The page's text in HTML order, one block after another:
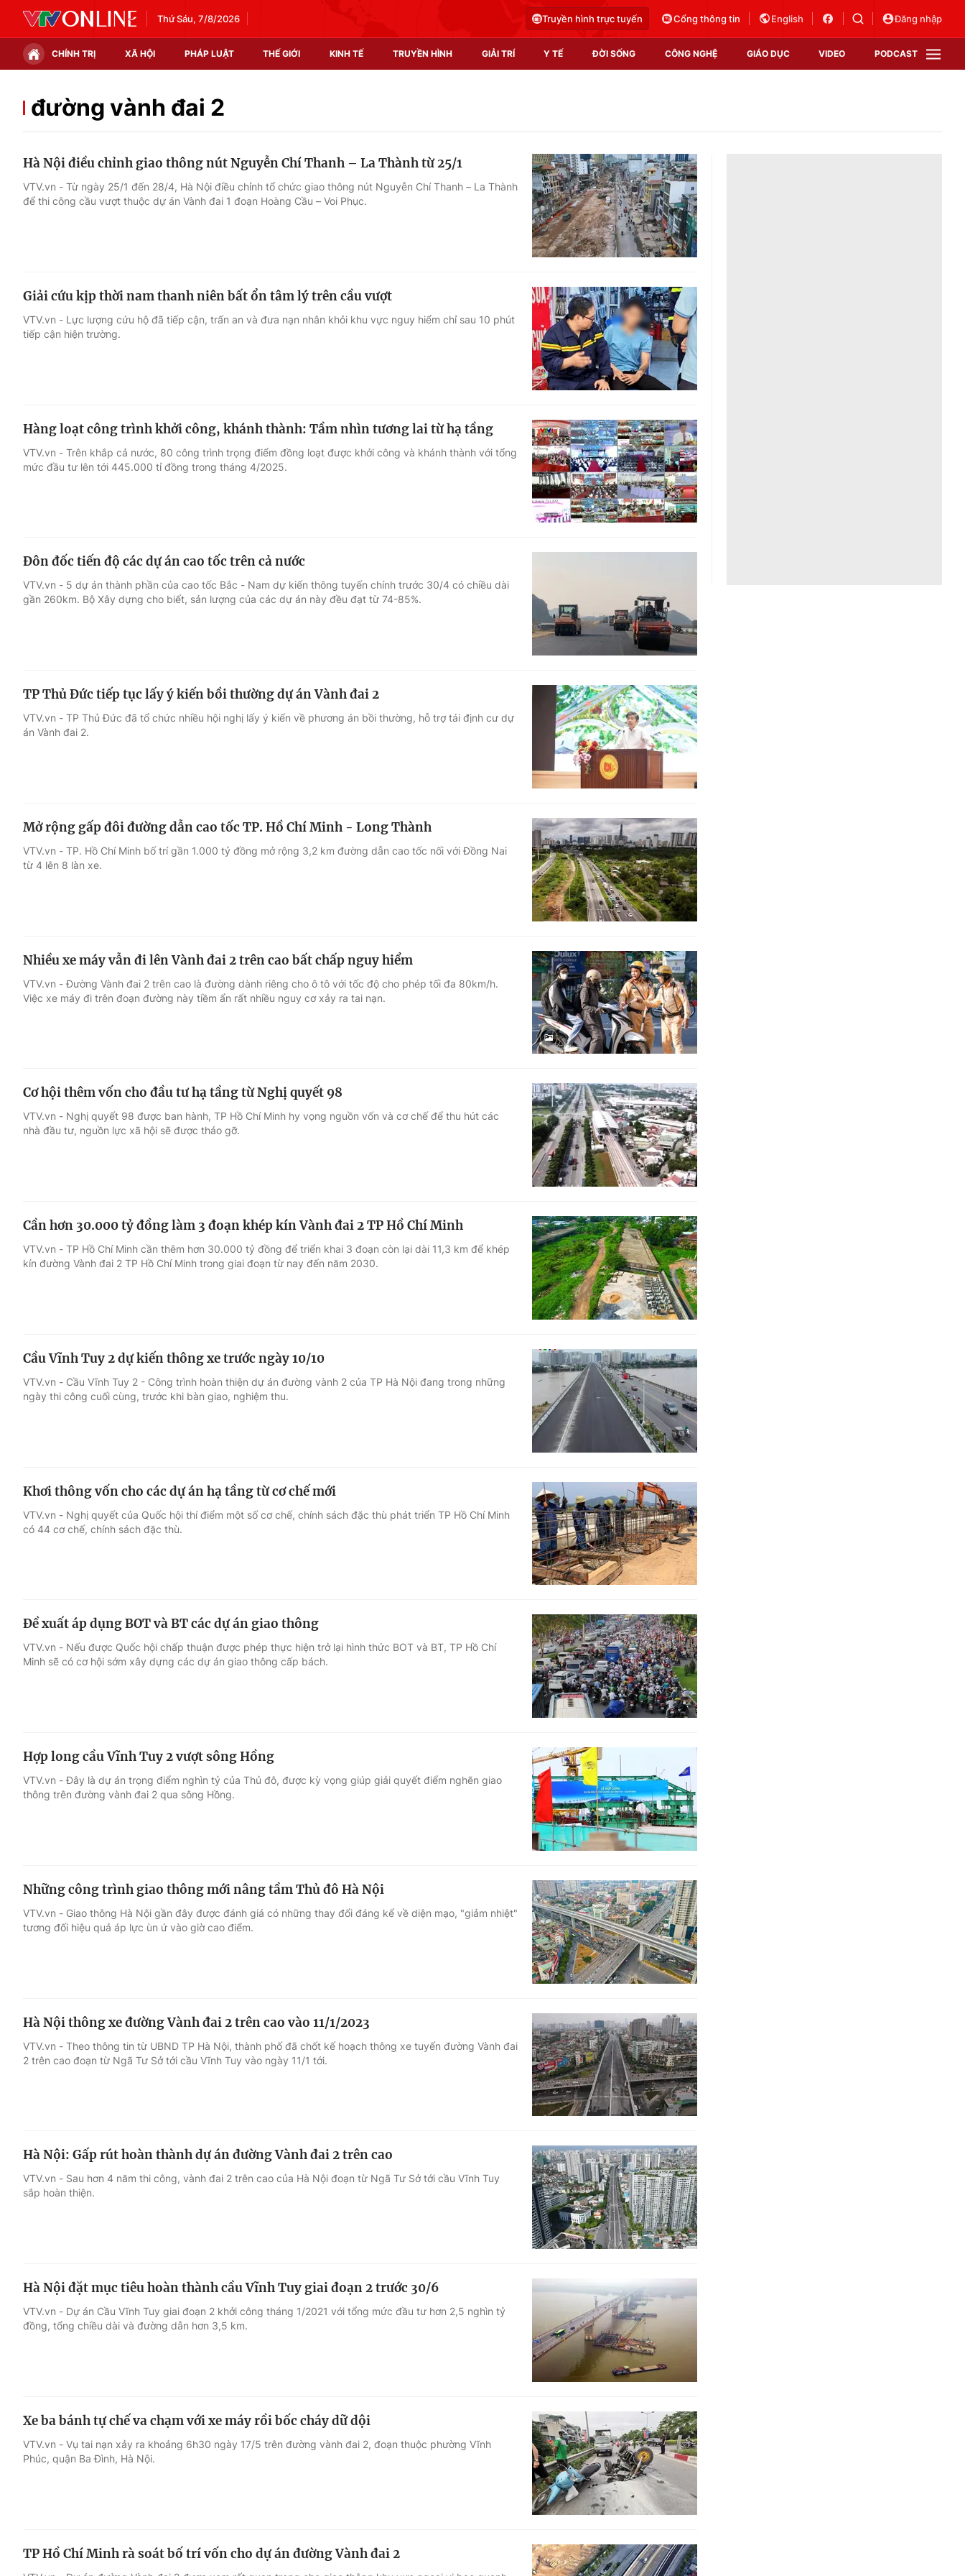
Thứ Sáu, 7/8/2026 Truyền hình trực tuyến Cổng thông tin English Đăng nhập
CHÍNH TRỊ XÃ HỘI PHÁP LUẬT THẾ GIỚI KINH TẾ TRUYỀN HÌNH GIẢI TRÍ Y TẾ ĐỜI SỐNG CÔNG NGHỆ GIÁO DỤC VIDEO PODCAST
Chính trị Xã hội
Thế giới đó đây
Thị trường
Video
Shorts video
Podcast
EMagazine
Photo
Infographic
Góc ảnh
Điện ảnh
Âm nhạc
Sao
Du lịch
Làm đẹp
Chất lượng cuộc sống
Tuyển sinh
Học trực tuyến
Công nghệ
Hitech Công nghệ tương lai
Sản phẩm
Thị trường
Tư vấn
VTV Sức khoẻ
đường vành đai 2
Hà Nội điều chỉnh giao thông nút Nguyễn Chí Thanh – La Thành từ 25/1
VTV.vn - Từ ngày 25/1 đến 28/4, Hà Nội điều chỉnh tổ chức giao thông nút Nguyễn Chí Thanh – La Thành
để thi công cầu vượt thuộc dự án Vành đai 1 đoạn Hoàng Cầu – Voi Phục.
Giải cứu kịp thời nam thanh niên bất ổn tâm lý trên cầu vượt
VTV.vn - Lực lượng cứu hộ đã tiếp cận, trấn an và đưa nạn nhân khỏi khu vực nguy hiểm chỉ sau 10 phút
tiếp cận hiện trường.
Hàng loạt công trình khởi công, khánh thành: Tầm nhìn tương lai từ hạ tầng
VTV.vn - Trên khắp cả nước, 80 công trình trọng điểm đồng loạt được khởi công và khánh thành với tổng
mức đầu tư lên tới 445.000 tỉ đồng trong tháng 4/2025.
Đôn đốc tiến độ các dự án cao tốc trên cả nước
VTV.vn - 5 dự án thành phần của cao tốc Bắc - Nam dự kiến thông tuyến chính trước 30/4 có chiều dài
gần 260km. Bộ Xây dựng cho biết, sản lượng của các dự án này đều đạt từ 74-85%.
TP Thủ Đức tiếp tục lấy ý kiến bồi thường dự án Vành đai 2
VTV.vn - TP Thủ Đức đã tổ chức nhiều hội nghị lấy ý kiến về phương án bồi thường, hỗ trợ tái định cư dự
án Vành đai 2.
Mở rộng gấp đôi đường dẫn cao tốc TP. Hồ Chí Minh - Long Thành
VTV.vn - TP. Hồ Chí Minh bố trí gần 1.000 tỷ đồng mở rộng 3,2 km đường dẫn cao tốc nối với Đồng Nai
từ 4 lên 8 làn xe.
Nhiều xe máy vẫn đi lên Vành đai 2 trên cao bất chấp nguy hiểm
VTV.vn - Đường Vành đai 2 trên cao là đường dành riêng cho ô tô với tốc độ cho phép tối đa 80km/h.
Việc xe máy đi trên đoạn đường này tiềm ẩn rất nhiều nguy cơ xảy ra tai nạn.
Cơ hội thêm vốn cho đầu tư hạ tầng từ Nghị quyết 98
VTV.vn - Nghị quyết 98 được ban hành, TP Hồ Chí Minh hy vọng nguồn vốn và cơ chế để thu hút các
nhà đầu tư, nguồn lực xã hội sẽ được tháo gỡ.
Cần hơn 30.000 tỷ đồng làm 3 đoạn khép kín Vành đai 2 TP Hồ Chí Minh
VTV.vn - TP Hồ Chí Minh cần thêm hơn 30.000 tỷ đồng để triển khai 3 đoạn còn lại dài 11,3 km để khép
kín đường Vành đai 2 TP Hồ Chí Minh trong giai đoạn từ nay đến năm 2030.
Cầu Vĩnh Tuy 2 dự kiến thông xe trước ngày 10/10
VTV.vn - Cầu Vĩnh Tuy 2 - Công trình hoàn thiện dự án đường vành 2 của TP Hà Nội đang trong những
ngày thi công cuối cùng, trước khi bàn giao, nghiệm thu.
Khơi thông vốn cho các dự án hạ tầng từ cơ chế mới
VTV.vn - Nghị quyết của Quốc hội thí điểm một số cơ chế, chính sách đặc thù phát triển TP Hồ Chí Minh
có 44 cơ chế, chính sách đặc thù.
Đề xuất áp dụng BOT và BT các dự án giao thông
VTV.vn - Nếu được Quốc hội chấp thuận được phép thực hiện trở lại hình thức BOT và BT, TP Hồ Chí
Minh sẽ có cơ hội sớm xây dựng các dự án giao thông cấp bách.
Hợp long cầu Vĩnh Tuy 2 vượt sông Hồng
VTV.vn - Đây là dự án trọng điểm nghìn tỷ của Thủ đô, được kỳ vọng giúp giải quyết điểm nghẽn giao
thông trên đường vành đai 2 qua sông Hồng.
Những công trình giao thông mới nâng tầm Thủ đô Hà Nội
VTV.vn - Giao thông Hà Nội gần đây được đánh giá có những thay đổi đáng kể về diện mạo, "giảm nhiệt"
tương đối hiệu quả áp lực ùn ứ vào giờ cao điểm.
Hà Nội thông xe đường Vành đai 2 trên cao vào 11/1/2023
VTV.vn - Theo thông tin từ UBND TP Hà Nội, thành phố đã chốt kế hoạch thông xe tuyến đường Vành đai
2 trên cao đoạn từ Ngã Tư Sở tới cầu Vĩnh Tuy vào ngày 11/1 tới.
Hà Nội: Gấp rút hoàn thành dự án đường Vành đai 2 trên cao
VTV.vn - Sau hơn 4 năm thi công, vành đai 2 trên cao của Hà Nội đoạn từ Ngã Tư Sở tới cầu Vĩnh Tuy
sắp hoàn thiện.
Hà Nội đặt mục tiêu hoàn thành cầu Vĩnh Tuy giai đoạn 2 trước 30/6
VTV.vn - Dự án Cầu Vĩnh Tuy giai đoạn 2 khởi công tháng 1/2021 với tổng mức đầu tư hơn 2,5 nghìn tỷ
đồng, tổng chiều dài và đường dẫn hơn 3,5 km.
Xe ba bánh tự chế va chạm với xe máy rồi bốc cháy dữ dội
VTV.vn - Vụ tai nạn xảy ra khoảng 6h30 ngày 17/5 trên đường vành đai 2, đoạn thuộc phường Vĩnh
Phúc, quận Ba Đình, Hà Nội.
TP Hồ Chí Minh rà soát bố trí vốn cho dự án đường Vành đai 2